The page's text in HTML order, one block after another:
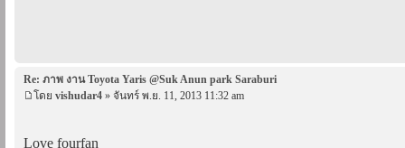
Re: ภาพ งาน Toyota Yaris @Suk Anun park Saraburi
โดย vishudar4 » จันทร์ พ.ย. 11, 2013 11:32 am
Love fourfan